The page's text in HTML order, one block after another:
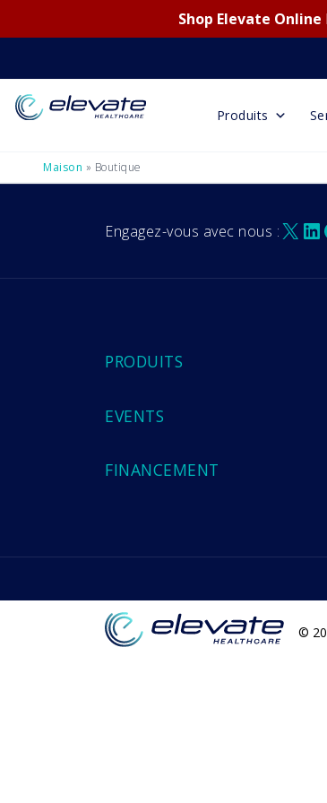
Shop Elevate Online
Produits
Maison » Boutique
Engagez-vous avec nous :X
PRODUITS
EVENTS
FINANCEMENT
©